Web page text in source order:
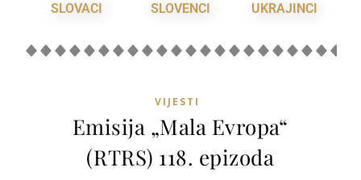
SLOVACI SLOVENCI UKRAJINCI
VIJESTI
Emisija „Mala Evropa“
(RTRS) 118. epizoda